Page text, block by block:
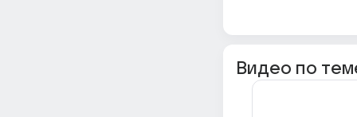
Видео по